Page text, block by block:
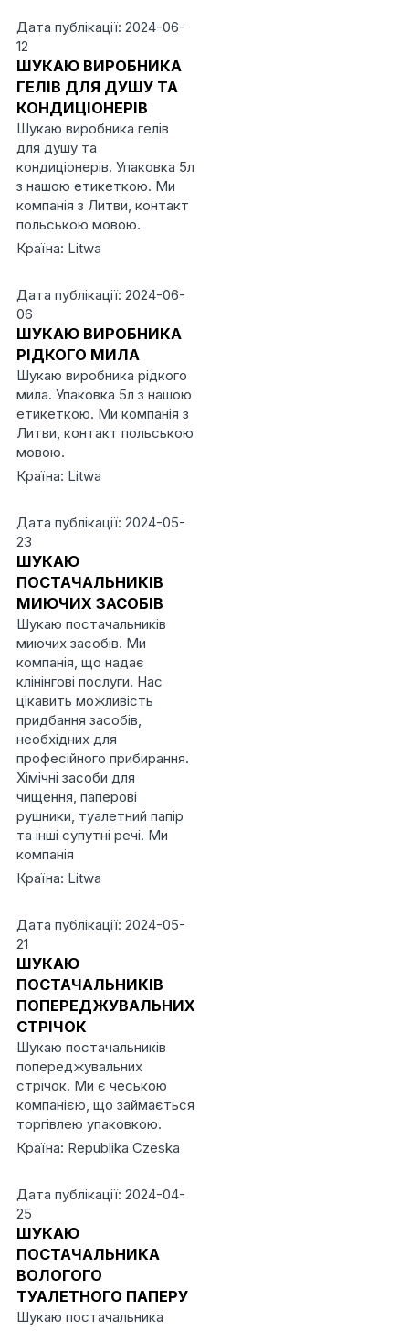
Дата публікації: 2024-06-
12
ШУКАЮ ВИРОБНИКА
ГЕЛІВ ДЛЯ ДУШУ ТА
КОНДИЦІОНЕРІВ
Шукаю виробника гелів
для душу та
кондиціонерів. Упаковка 5л
з нашою етикеткою. Ми
компанія з Литви, контакт
польською мовою.
Країна: Litwa
Дата публікації: 2024-06-
06
ШУКАЮ ВИРОБНИКА
РІДКОГО МИЛА
Шукаю виробника рідкого
мила. Упаковка 5л з нашою
етикеткою. Ми компанія з
Литви, контакт польською
мовою.
Країна: Litwa
Дата публікації: 2024-05-
23
ШУКАЮ
ПОСТАЧАЛЬНИКІВ
МИЮЧИХ ЗАСОБІВ
Шукаю постачальників
миючих засобів. Ми
компанія, що надає
клінінгові послуги. Нас
цікавить можливість
придбання засобів,
необхідних для
професійного прибирання.
Хімічні засоби для
чищення, паперові
рушники, туалетний папір
та інші супутні речі. Ми
компанія
Країна: Litwa
Дата публікації: 2024-05-
21
ШУКАЮ
ПОСТАЧАЛЬНИКІВ
ПОПЕРЕДЖУВАЛЬНИХ
СТРІЧОК
Шукаю постачальників
попереджувальних
стрічок. Ми є чеською
компанією, що займається
торгівлею упаковкою.
Країна: Republika Czeska
Дата публікації: 2024-04-
25
ШУКАЮ
ПОСТАЧАЛЬНИКА
ВОЛОГОГО
ТУАЛЕТНОГО ПАПЕРУ
Шукаю постачальника